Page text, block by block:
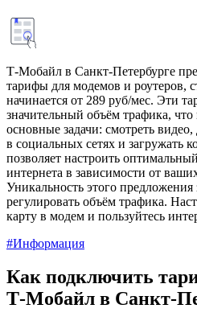
Т‑Мобайл в Санкт-Петербурге
тарифы для модемов и роутеров,
начинается от 289 руб/мес. Эти
значительный объём трафика, что
основные задачи: смотреть
в социальных сетях и загружать
позволяет настроить
интернета в зависимости от
Уникальность этого
регулировать объём трафика.
карту в модем и пользуйтесь
#Информация
Как подключить
Т‑Мобайл в Санкт-